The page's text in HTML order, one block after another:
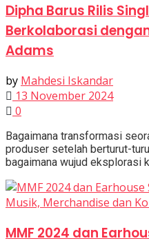
Dipha Barus Rilis
Berkolaborasi
Adams
by Mahdesi Iskandar
13 November 2024
0
Bagaimana transformasi
produser setelah berturut-
bagaimana wujud eksplorasi
MMF 2024 dan